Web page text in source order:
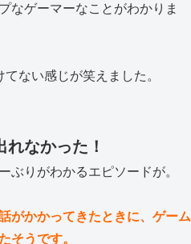
なゲーマーなことがわかりま
ない感じが笑えました。
なかった！
ぶりがわかるエピソードが。
がかかってきたときに、ゲーム
そうです。